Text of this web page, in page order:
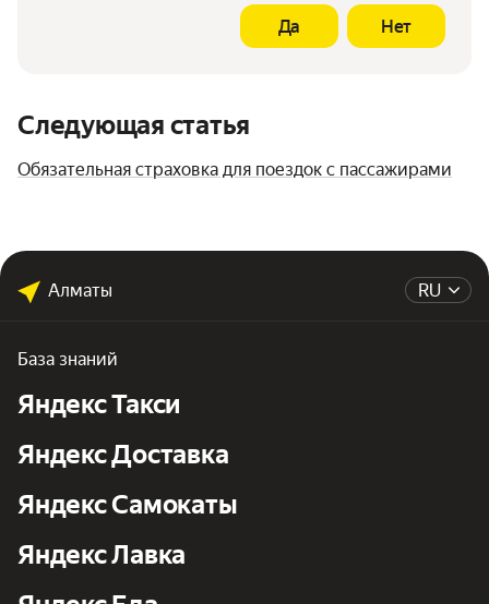
Да Нет
Следующая статья
Обязательная страховка для поездок с пассажирами
RU
Алматы
База знаний
Яндекс Такси
Яндекс Доставка
Яндекс Самокаты
Яндекс Лавка